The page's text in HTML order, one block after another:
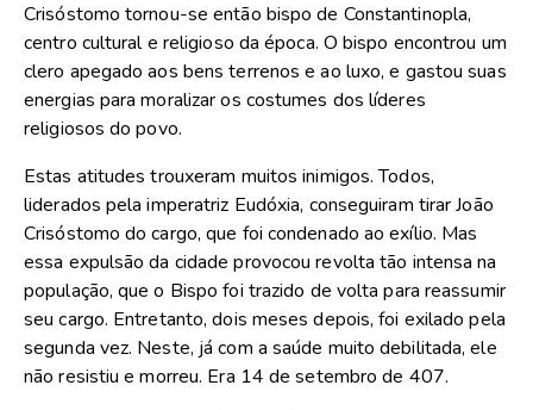
Crisóstomo tornou-se então bispo de Constantinopla,
centro cultural e religioso da época. O bispo encontrou um
clero apegado aos bens terrenos e ao luxo, e gastou suas
energias para moralizar os costumes dos líderes
religiosos do povo.
Estas atitudes trouxeram muitos inimigos. Todos,
liderados pela imperatriz Eudóxia, conseguiram tirar João
Crisóstomo do cargo, que foi condenado ao exílio. Mas
essa expulsão da cidade provocou revolta tão intensa na
população, que o Bispo foi trazido de volta para reassumir
seu cargo. Entretanto, dois meses depois, foi exilado pela
segunda vez. Neste, já com a saúde muito debilitada, ele
não resistiu e morreu. Era 14 de setembro de 407.